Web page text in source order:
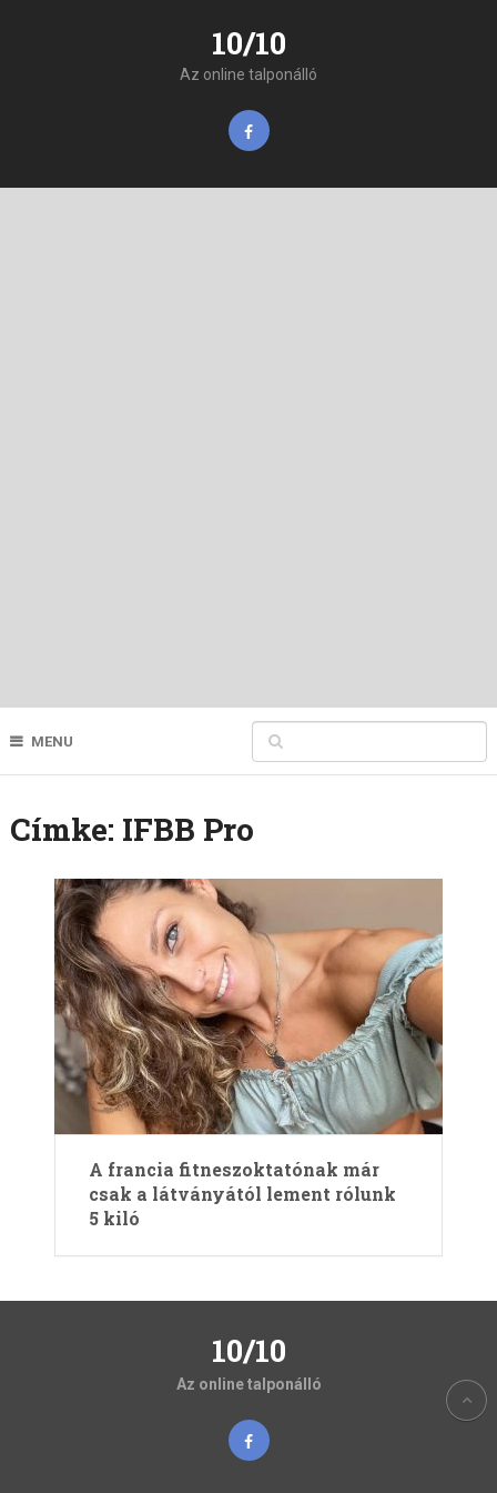
10/10
Az online talponálló
MENU
Címke: IFBB Pro
A francia fitneszoktatónak már
csak a látványától lement rólunk
5 kiló
10/10
Az online talponálló